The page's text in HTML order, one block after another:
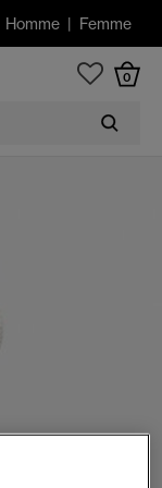
Homme| Femme
0